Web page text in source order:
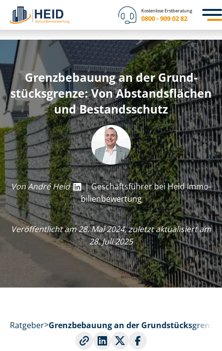
Kostenlose Erstberatung
0800 - 909 02 82
Grenzbebauung an der Grund­
stücks­gren­ze: Von Abstandsflächen
und Bestandsschutz
Von André Heid
| Geschäftsführer bei Heid Im­mo­
bi­li­en­be­wer­tung
Veröffentlicht am 28. Mai 2024, zuletzt aktualisiert am
28. Juli 2025
Ratgeber Grenzbebauung an der